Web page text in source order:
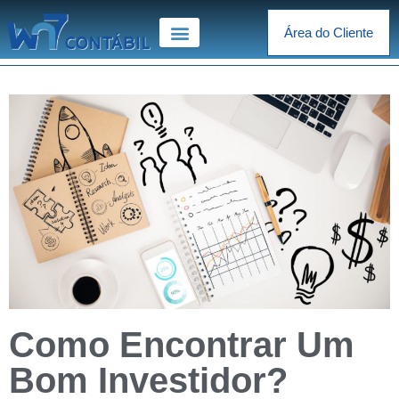
Área do Cliente
Como Encontrar Um
Bom Investidor?